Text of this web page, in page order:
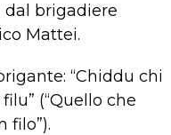
brigadiere
Mattei.
“Chiddu chi
(“Quello che
filo”).